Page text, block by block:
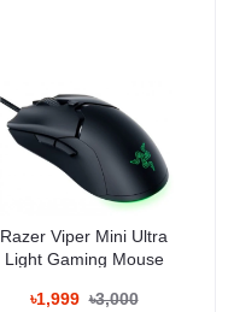
Razer Viper Mini Ultra
Light Gaming Mouse
৳1,999 ৳3,000